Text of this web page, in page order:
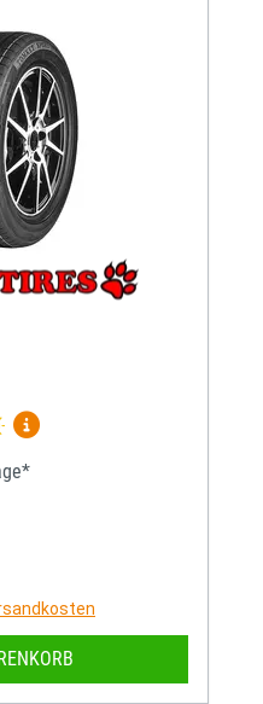
Mehr Informationen zum